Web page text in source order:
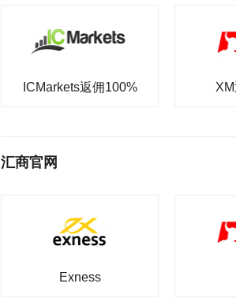
ICMarkets返佣100%
汇商官网
Exness